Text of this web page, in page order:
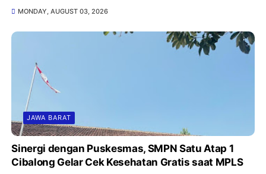
MONDAY, AUGUST 03, 2026
JAWA BARAT
Sinergi dengan Puskesmas, SMPN Satu Atap 1
Cibalong Gelar Cek Kesehatan Gratis saat MPLS